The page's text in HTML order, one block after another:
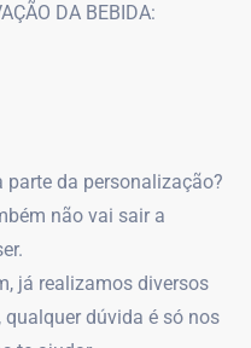
DA BEBIDA:
parte da personalização?
não vai sair a
já realizamos diversos
dúvida é só nos